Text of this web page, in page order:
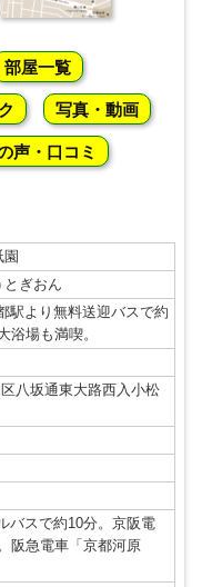
部屋一覧
写真・動画
声・口コミ
ぎおん
より無料送迎バスで約
浴場も満喫。
八坂通東大路西入小松
バスで約10分。京阪電
阪急電車「京都河原